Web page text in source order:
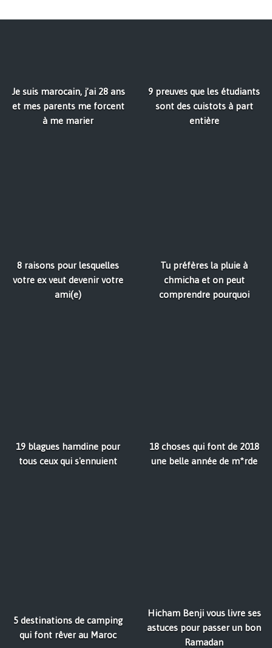
Je suis marocain, j’ai 28 ans
et mes parents me forcent
à me marier
9 preuves que les étudiants
sont des cuistots à part
entière
8 raisons pour lesquelles
votre ex veut devenir votre
ami(e)
Tu préfères la pluie à
chmicha et on peut
comprendre pourquoi
19 blagues hamdine pour
tous ceux qui s'ennuient
18 choses qui font de 2018
une belle année de m*rde
5 destinations de camping
qui font rêver au Maroc
Hicham Benji vous livre ses
astuces pour passer un bon
Ramadan